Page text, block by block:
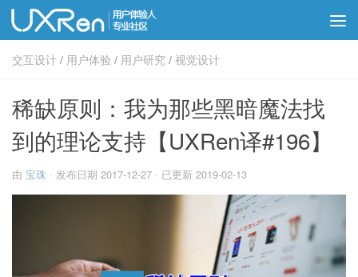
交互设计 / 用户体验 / 用户研究 / 视觉设计
稀缺原则：我为那些黑暗魔法找
到的理论支持【UXRen译#196】
由 宝珠 · 发布日期 2017-12-27 · 已更新 2019-02-13